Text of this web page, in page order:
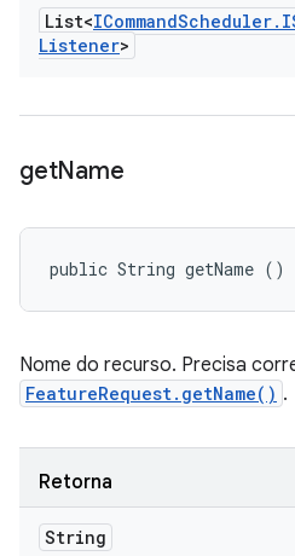
List<ICommandScheduler.
Listener>
getName
public String getName ()
Nome do recurso. Precisa
FeatureRequest.getName() .
Retorna
String